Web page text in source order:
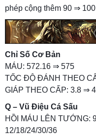
phép cộng thêm 90 ⇒ 100
Chỉ Số Cơ Bản
MÁU: 572.16 ⇒ 575
TỐC ĐỘ ĐÁNH THEO
GIÁP THEO CẤP: 3.8 ⇒ 4
Q – Vũ Điệu Cá Sấu
HỒI MÁU LÊN TƯỚNG:
12/18/24/30/36